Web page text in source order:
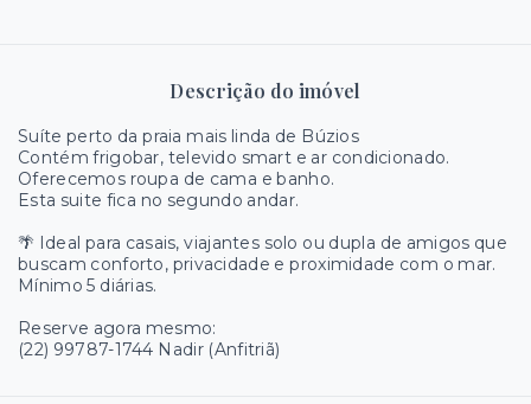
Descrição do imóvel
Suíte perto da praia mais linda de Búzios
Contém frigobar, televido smart e ar condicionado.
Oferecemos roupa de cama e banho.
Esta suite fica no segundo andar.
🌴 Ideal para casais, viajantes solo ou dupla de amigos que
buscam conforto, privacidade e proximidade com o mar.
Mínimo 5 diárias.
Reserve agora mesmo:
(22) 99787-1744 Nadir (Anfitriã)